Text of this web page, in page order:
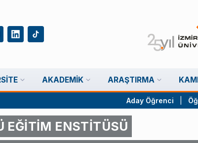
AKADEMIK ARAŞTIRMA
Aday Öğrenci
EĞİTİM ENSTİTÜSÜ